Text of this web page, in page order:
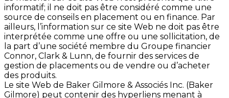
informatif; il ne doit pas être considéré comme une
source de conseils en placement ou en finance. Par
ailleurs, l’information sur ce site Web ne doit pas être
interprétée comme une offre ou une sollicitation, de
la part d’une société membre du Groupe financier
Connor, Clark & Lunn, de fournir des services de
gestion de placements ou de vendre ou d’acheter
des produits.
Le site Web de Baker Gilmore & Associés Inc. (Baker
Gilmore) peut contenir des hyperliens menant à